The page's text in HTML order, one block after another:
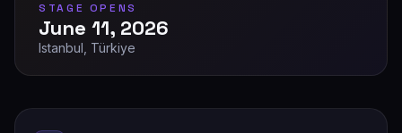
STAGE OPENS
June 11, 2026
Istanbul, Türkiye